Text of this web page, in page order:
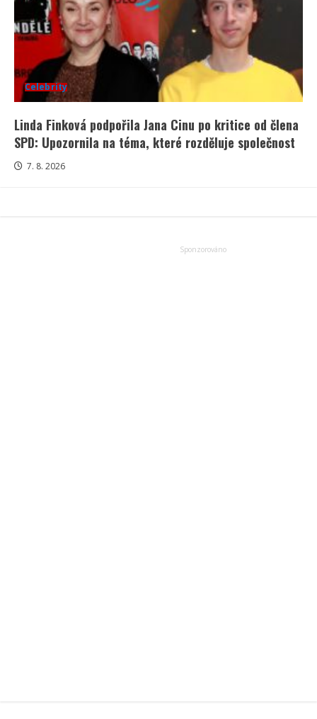
Celebrity
Linda Finková podpořila Jana Cinu po kritice od člena
SPD: Upozornila na téma, které rozděluje společnost
7. 8. 2026